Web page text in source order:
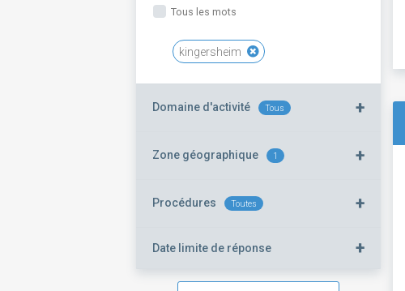
Tous les mots
kingersheim
Domaine d'activité Tous +
Zone géographique 1 +
Procédures Toutes +
Date limite de réponse +